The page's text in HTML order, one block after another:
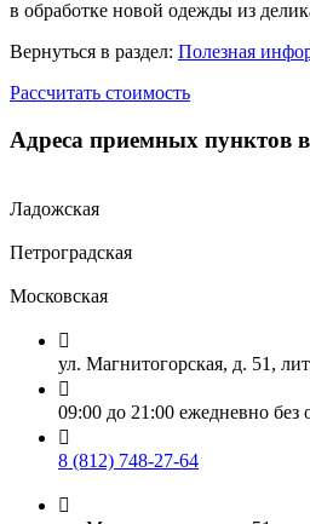
в обработке новой одежды из
Вернуться в раздел: Полезная
Рассчитать стоимость
Адреса приемных пунктов
Ладожская
Петроградская
Московская

ул. Магнитогорская, д. 51,

09:00 до 21:00 ежедневно

8 (812) 748-27-64
